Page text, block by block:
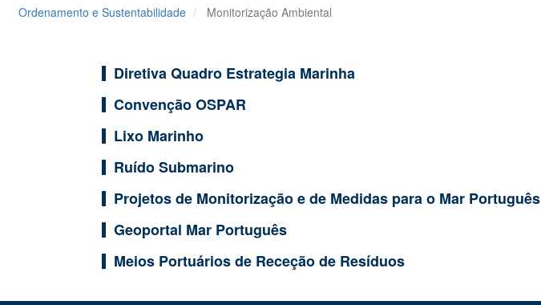
Ordenamento e Sustentabilidade Monitorização Ambiental
Diretiva Quadro Estrategia Marinha
Convenção OSPAR
Lixo Marinho
Ruído Submarino
Projetos de Monitorização e de Medidas para o Mar Português
Geoportal Mar Português
Meios Portuários de Receção de Resíduos